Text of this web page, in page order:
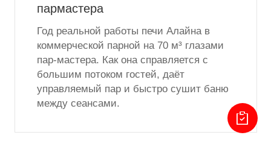
пармастера
Год реальной работы печи Алайна в
коммерческой парной на 70 м³ глазами
пар‑мастера. Как она справляется с
большим потоком гостей, даёт
управляемый пар и быстро сушит баню
между сеансами.